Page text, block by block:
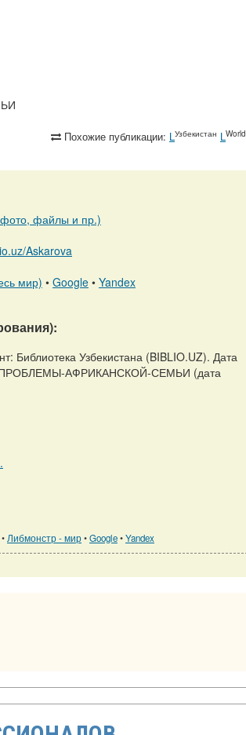
Похожие публикации: LУзбекистан LWorld
фото, файлы и пр.)
Askarova
мир) • Google • Yandex
Узбекистана (BIBLIO.UZ). Дата
ПРОБЛЕМЫ-АФРИКАНСКОЙ-СЕМЬИ (дата
• Либмонстр - мир•Google•Yandex